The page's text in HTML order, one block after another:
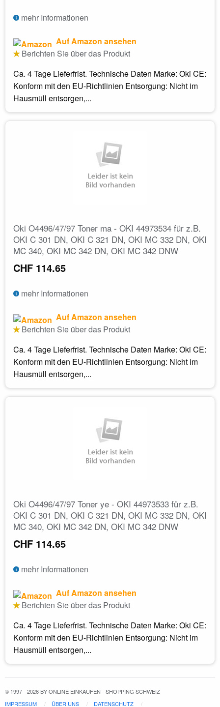
mehr Informationen
Auf Amazon ansehen
Berichten Sie über das Produkt
Ca. 4 Tage Lieferfrist. Technische Daten Marke: Oki CE:
Konform mit den EU-Richtlinien Entsorgung: Nicht im
Hausmüll entsorgen,...
Oki O4496/47/97 Toner ma - OKI 44973534 für z.B.
OKI C 301 DN, OKI C 321 DN, OKI MC 332 DN, OKI
MC 340, OKI MC 342 DN, OKI MC 342 DNW
CHF 114.65
mehr Informationen
Auf Amazon ansehen
Berichten Sie über das Produkt
Ca. 4 Tage Lieferfrist. Technische Daten Marke: Oki CE:
Konform mit den EU-Richtlinien Entsorgung: Nicht im
Hausmüll entsorgen,...
Oki O4496/47/97 Toner ye - OKI 44973533 für z.B.
OKI C 301 DN, OKI C 321 DN, OKI MC 332 DN, OKI
MC 340, OKI MC 342 DN, OKI MC 342 DNW
CHF 114.65
mehr Informationen
Auf Amazon ansehen
Berichten Sie über das Produkt
Ca. 4 Tage Lieferfrist. Technische Daten Marke: Oki CE:
Konform mit den EU-Richtlinien Entsorgung: Nicht im
Hausmüll entsorgen,...
© 1997 - 2026 BY ONLINE EINKAUFEN - SHOPPING SCHWEIZ
IMPRESSUM
ÜBER UNS DATENSCHUTZ